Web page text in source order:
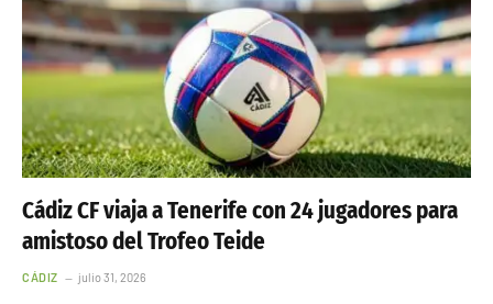
Cádiz CF viaja a Tenerife con 24 jugadores para
amistoso del Trofeo Teide
CÁDIZ julio 31, 2026